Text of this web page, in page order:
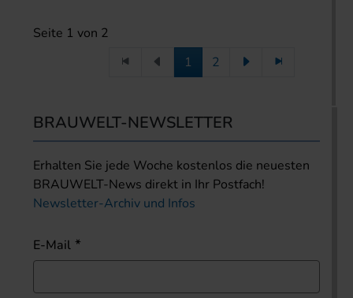
Seite 1 von 2
1
2
BRAUWELT-NEWSLETTER
Erhalten Sie jede Woche kostenlos die neuesten
BRAUWELT-News direkt in Ihr Postfach!
Newsletter-Archiv und Infos
E-Mail